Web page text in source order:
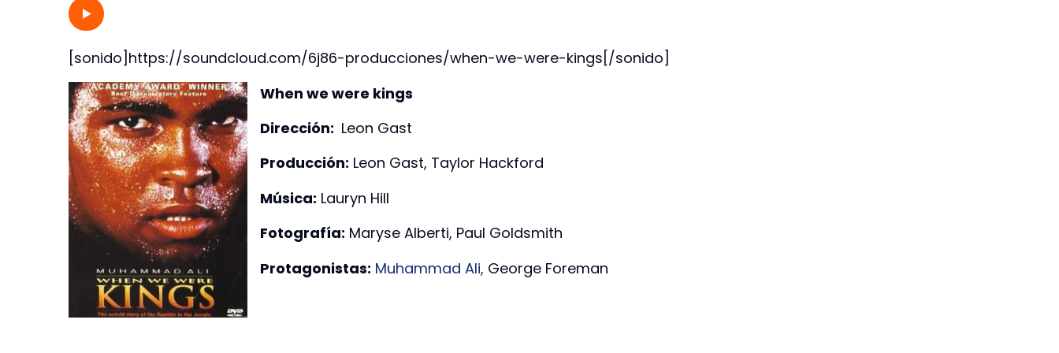
[sonido]https://soundcloud.com/6j86-producciones/when-we-were-kings[/sonido]
When we were kings
Dirección: Leon Gast
Producción: Leon Gast, Taylor Hackford
Música: Lauryn Hill
Fotografía: Maryse Alberti, Paul Goldsmith
Protagonistas: Muhammad Ali, George Foreman